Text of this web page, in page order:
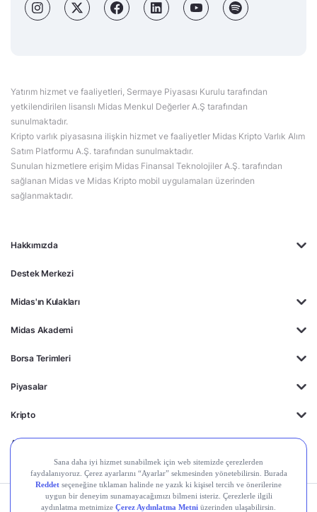
Hakkımızda
Destek Merkezi
Midas'ın Kulakları
Midas Akademi
Borsa Terimleri
Piyasalar
Kripto
Ayrıcalıklar
Yatırım hizmet ve faaliyetleri, Sermaye Piyasası Kurulu tarafından
yetkilendirilen lisanslı Midas Menkul Değerler A.Ş tarafından
sunulmaktadır.
Kripto varlık piyasasına ilişkin hizmet ve faaliyetler Midas Kripto Varlık Alım
Satım Platformu A.Ş. tarafından sunulmaktadır.
Sunulan hizmetlere erişim Midas Finansal Teknolojiler A.Ş. tarafından
sağlanan Midas ve Midas Kripto mobil uygulamaları üzerinden
sağlanmaktadır.